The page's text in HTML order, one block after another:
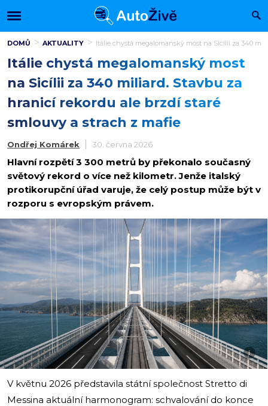
DOMŮ AKTUALITY Itálie chystá megalomanský most na Sicílii za 340
Itálie chystá megalomanský most
na Sicílii za 340 miliard. Stavbu za
hranicí rekordu ale brzdí staré
smlouvy a strach z mafie
Ondřej Komárek 30. června 2026
Hlavní rozpětí 3 300 metrů by překonalo současný
světový rekord o více než kilometr. Jenže italský
protikorupční úřad varuje, že celý postup může být v
rozporu s evropským právem.
i
V květnu 2026 představila státní společnost Stretto di
Messina aktuální harmonogram: schvalování do konce